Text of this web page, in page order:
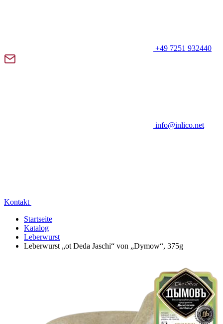
+49 7251 932440
info@inlico.net
Kontakt
Startseite
Katalog
Leberwurst
Leberwurst „ot Deda Jaschi“ von „Dymow“, 375g